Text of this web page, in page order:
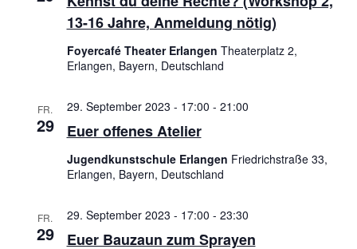
13-16 Jahre, Anmeldung nötig)
Foyercafé Theater Erlangen Theaterplatz 2,
Erlangen, Bayern, Deutschland
FR.
29 Euer offenes Atelier
29. September 2023 - 17:00 - 21:00
Jugendkunstschule Erlangen Friedrichstraße 33,
Erlangen, Bayern, Deutschland
FR.
29 Euer Bauzaun zum Sprayen
29. September 2023 - 17:00 - 23:30